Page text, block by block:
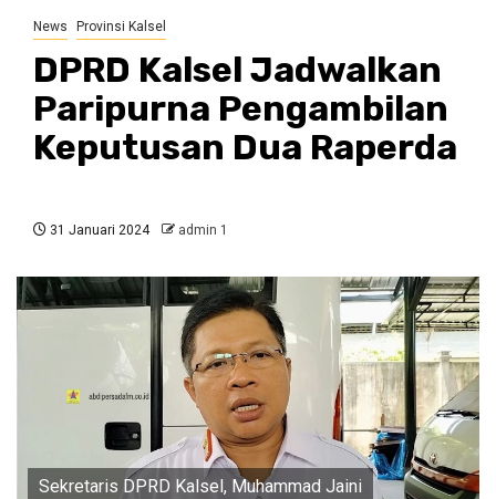
News Provinsi Kalsel
DPRD Kalsel Jadwalkan
Paripurna Pengambilan
Keputusan Dua Raperda
31 Januari 2024 admin 1
Sekretaris DPRD Kalsel, Muhammad Jaini